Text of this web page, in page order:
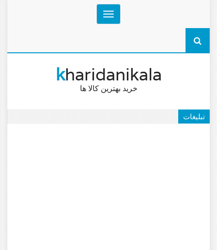
Toggle
navigation
kharidanikala
خرید بهترین کالا ها
تبلیغات